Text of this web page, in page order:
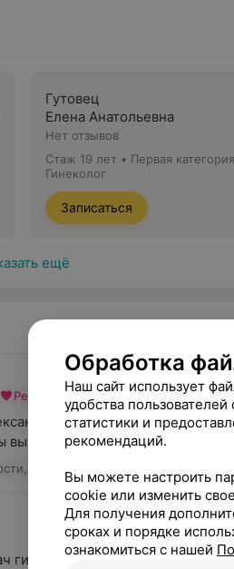
Гутовец
Елена Анатольевна
Нет отзывов
Стаж 19 лет • Первая категория
Гинеколог
Записаться
ещё
Рекомендую
—
искреннюю
58А
гинеколог Якуто Е.А., ходили с
Обработка
Наш сайт использует
удобства
статистики и
рекомендаций.
Вы можете настроить
cookie или изменить
Для получения
сроках и порядке
ознакомиться с нашей